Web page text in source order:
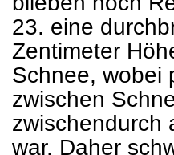
23. eine
Zentimeter
Schnee, wobei
zwischen
zwischendurch
war. Daher